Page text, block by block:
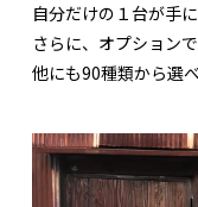
自分だけの１台が手
さらに、オプション
他にも90種類から選べ